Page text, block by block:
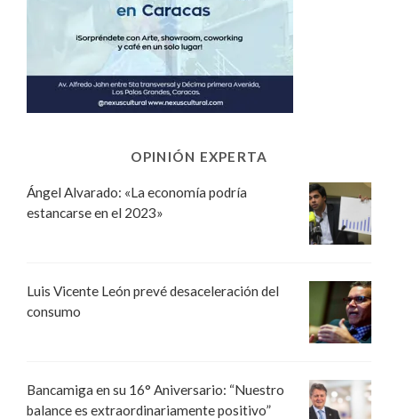
OPINIÓN EXPERTA
Ángel Alvarado: «La economía podría
estancarse en el 2023»
Luis Vicente León prevé desaceleración del
consumo
Bancamiga en su 16° Aniversario: “Nuestro
balance es extraordinariamente positivo”